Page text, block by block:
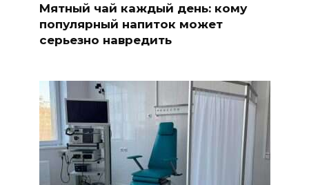
Мятный чай каждый день: кому
популярный напиток может
серьезно навредить